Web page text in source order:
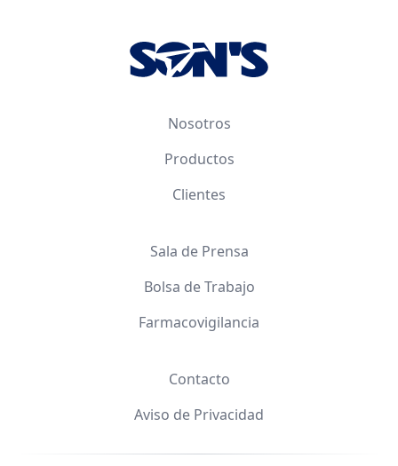
Nosotros
Productos
Clientes
Sala de Prensa
Bolsa de Trabajo
Farmacovigilancia
Contacto
Aviso de Privacidad